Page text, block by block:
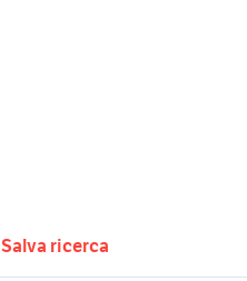
Salva ricerca